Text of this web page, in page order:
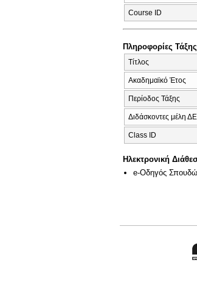
Course ID
Πληροφορίες Τάξης
Τίτλος
Ακαδημαϊκό Έτος
Περίοδος Τάξης
Διδάσκοντες μέλη
Class ID
Ηλεκτρονική
e-Οδηγός